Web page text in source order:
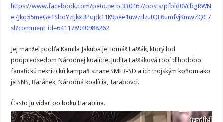
https://www.facebook.com/peto.peto.330467/posts/pfbid0VcbgRWN
e7Jkq55meGe1SboYztjkxBPopk11K9pee1uwzdzutQF6umfvjKmwZQC7
sl?comment_id=641178940988262
Jej manžel podľa Kamila Jakuba je Tomáš Laššák, ktorý bol
podpredsedom Národnej koalície. Judita Laššáková robí dlhodobo
fanatickú nekritickú kampaň strane SMER-SD a ich trojským koňom ako
je SNS, Baránek, Národná koalícia, Tarabovci.
Často ju vídať po boku Harabina.